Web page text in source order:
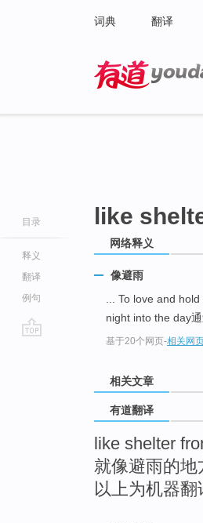
词典 翻译
目录
释义
翻译
例句
like
网络释义
像避雨
... To love and
night into the day通
基于20个网页-相关网
相关文章
有道翻译
like shelter
就像避雨的地
以上为机器